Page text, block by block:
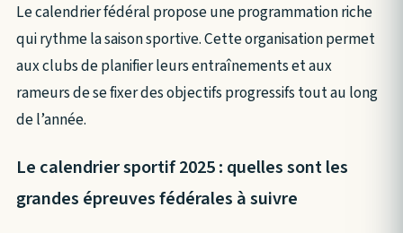
Le calendrier fédéral propose une programmation riche
qui rythme la saison sportive. Cette organisation permet
aux clubs de planifier leurs entraînements et aux
rameurs de se fixer des objectifs progressifs tout au long
de l’année.
Le calendrier sportif 2025 : quelles sont les
grandes épreuves fédérales à suivre